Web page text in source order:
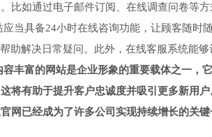
比如通过电子邮件订阅、在线调查问卷等方
应当具备24小时在线咨询功能，让顾客随时
助解决日常疑问。此外，在线客服系统能
丰富的网站是企业形象的重要载体之一，
将有助于提升客户忠诚度并吸引更多新用户
网已经成为了许多公司实现持续增长的关键